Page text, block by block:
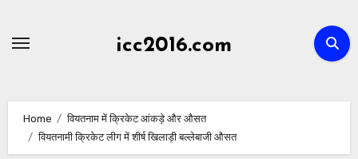
icc2016.com
Home
वियतनाम में क्रिकेट आंकड़े और औसत
वियतनामी क्रिकेट लीग में शीर्ष खिलाड़ी बल्लेबाजी औसत